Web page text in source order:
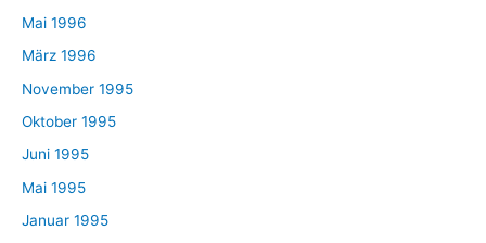
Mai 1996
März 1996
November 1995
Oktober 1995
Juni 1995
Mai 1995
Januar 1995